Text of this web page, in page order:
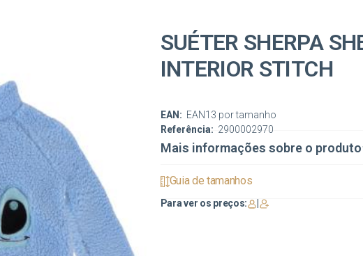
SUÉTER SHERPA
INTERIOR STITCH
Referência: 2900002970
EAN: EAN13 por tamanho
Mais informações sobre o produto
Guia de tamanhos
Para ver os preços: